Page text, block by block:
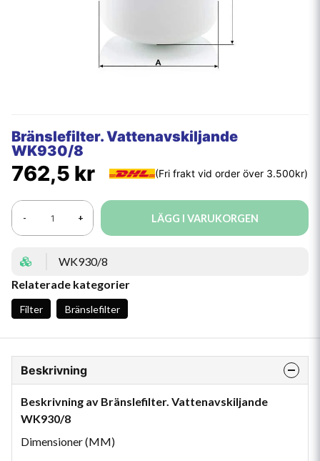
Bränslefilter. Vattenavskiljande
WK930/8
762,5 kr
- + LÄGG I VARUKORGEN
WK930/8
Relaterade kategorier
Filter Bränslefilter
Beskrivning
Beskrivning av Bränslefilter. Vattenavskiljande
WK930/8
Dimensioner (MM)